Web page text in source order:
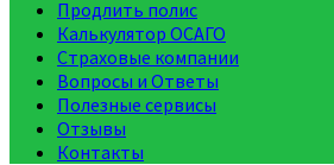
Продлить полис
Калькулятор ОСАГО
Страховые компании
Вопросы и Ответы
Полезные сервисы
Отзывы
Контакты